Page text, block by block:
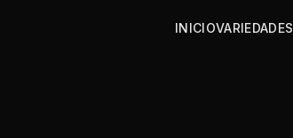
INICIOVARIEDADES